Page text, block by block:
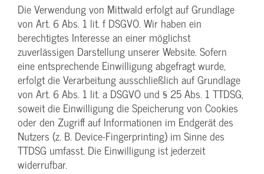
Die Verwendung von Mittwald erfolgt auf Grundlage
von Art. 6 Abs. 1 lit. f DSGVO. Wir haben ein
berechtigtes Interesse an einer möglichst
zuverlässigen Darstellung unserer Website. Sofern
eine entsprechende Einwilligung abgefragt wurde,
erfolgt die Verarbeitung ausschließlich auf Grundlage
von Art. 6 Abs. 1 lit. a DSGVO und § 25 Abs. 1 TTDSG,
soweit die Einwilligung die Speicherung von Cookies
oder den Zugriff auf Informationen im Endgerät des
Nutzers (z. B. Device-Fingerprinting) im Sinne des
TTDSG umfasst. Die Einwilligung ist jederzeit
widerrufbar.